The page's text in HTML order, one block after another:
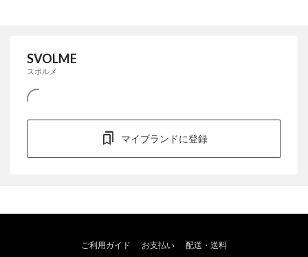
SVOLME
スボルメ
マイブランドに登録
ご利用ガイド お支払い 配送・送料